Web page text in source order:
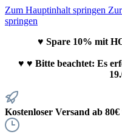
Zum Hauptinhalt springen
springen
♥ Spare 10% mit
♥ ♥ Bitte beachtet: Es
Kostenloser Versand ab